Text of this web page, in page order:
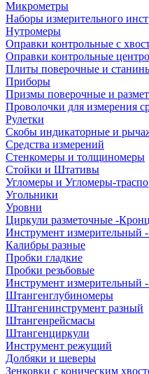
Микрометры
Наборы измерительного
Нутромеры
Оправки контрольные с
Оправки контрольные
Плиты поверочные и
Приборы
Призмы поверочные и
Проволочки для измерения
Рулетки
Скобы индикаторные и
Средства измерений
Стенкомеры и толщиномеры
Стойки и Штативы
Угломеры и Угломеры-
Угольники
Уровни
Циркули разметочные -
Инструмент измерительный
Калибры разные
Пробки гладкие
Пробки резьбовые
Инструмент измерительный
Штангенглубиномеры
Штангенинструмент разный
Штангенрейсмасы
Штангенциркули
Инструмент режущий
Долбяки и шеверы
Зенковки с коническим